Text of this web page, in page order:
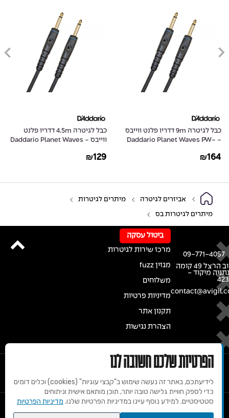
כבל לגיטרה 9m דדריו פלנט ווייבס
- Daddario Planet Waves PW-
₪164
כבל לגיטרה 4.5m דדריו פלנט
ווייבס - Daddario Planet Waves
₪129
אביזרים לגיטרה מיתרים לגיטרות
מיתרים לגיטרות בס
רחוב הרצל 49 קומה
מיקוד -
09-771-4057
ביטול עסקה
מרכז שירות לגיטרות
מגזין fuzz
משלוחים
מדיניות פרטיות
תקנון אתר
הצהרת נגישות
הפרטיות שלכם חשובה לנו
לידיעתכם, באתר זה נעשה שימוש ב"קבצי עוגיות" (cookies) וכלים דומים
כדי לספק חוויית גלישה טובה יותר, תוכן מותאם אישית וניתוחים
סטטיסטיים. למידע נוסף עיינו במדיניות הפרטיות שלנו. מדיניות הפרטיות